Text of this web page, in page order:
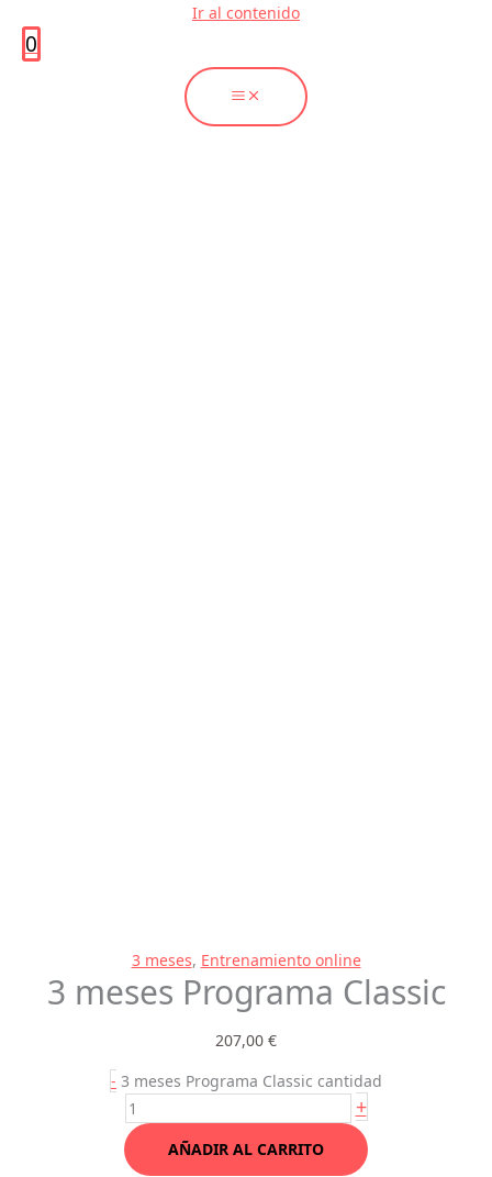
Ir al contenido
0
3 meses, Entrenamiento online
3 meses Programa Classic
207,00 €
- 3 meses Programa Classic cantidad
+
AÑADIR AL CARRITO